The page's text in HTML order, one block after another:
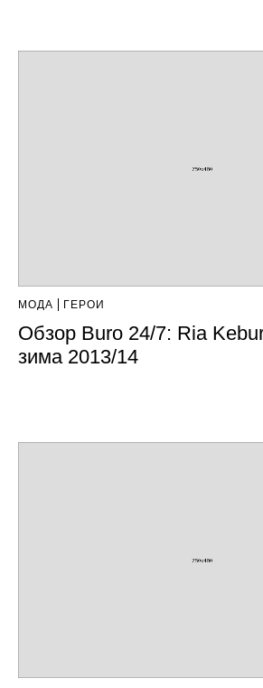
МОДА ГЕРОИ
Обзор Buro 24/7: Ria
зима 2013/14